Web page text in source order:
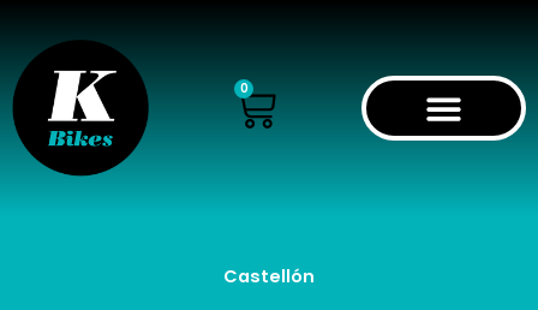
contenido
0
Cart
Castellón